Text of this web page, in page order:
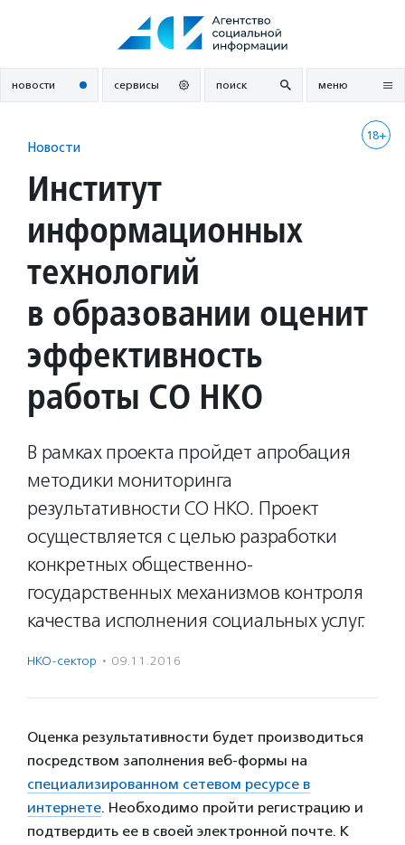
новости сервисы поиск меню
18+
Новости
Институт
информационных
технологий
в образовании оценит
эффективность
работы СО НКО
В рамках проекта пройдет апробация
методики мониторинга
результативности СО НКО. Проект
осуществляется с целью разработки
конкретных общественно-
государственных механизмов контроля
качества исполнения социальных услуг.
НКО-сектор · 09.11.2016
Оценка результативности будет производиться
посредством заполнения веб-формы на
специализированном сетевом ресурсе в
интернете. Необходимо пройти регистрацию и
подтвердить ее в своей электронной почте. К